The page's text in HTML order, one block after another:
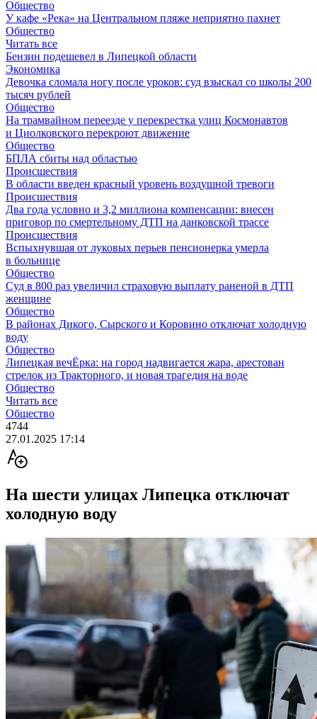
Общество
У кафе «Река» на Центральном пляже неприятно пахнет
Общество
Читать все
Бензин подешевел в Липецкой области
Экономика
Девочка сломала ногу после уроков: суд взыскал со школы 200
тысяч рублей
Общество
На трамвайном переезде у перекрестка улиц Космонавтов
и Циолковского перекроют движение
Общество
БПЛА сбиты над областью
Происшествия
В области введен красный уровень воздушной тревоги
Происшествия
Два года условно и 3,2 миллиона компенсации: внесен
приговор по смертельному ДТП на данковской трассе
Происшествия
Вспыхнувшая от луковых перьев пенсионерка умерла
в больнице
Общество
Суд в 800 раз увеличил страховую выплату раненой в ДТП
женщине
Общество
В районах Дикого, Сырского и Коровино отключат холодную
воду
Общество
Липецкая вечЁрка: на город надвигается жара, арестован
стрелок из Тракторного, и новая трагедия на воде
Общество
Читать все
Общество
4744
27.01.2025 17:14
На шести улицах Липецка отключат
холодную воду